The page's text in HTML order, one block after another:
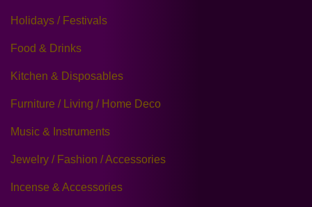
Holidays / Festivals
Food & Drinks
Kitchen & Disposables
Furniture / Living / Home Deco
Music & Instruments
Jewelry / Fashion / Accessories
Incense & Accessories